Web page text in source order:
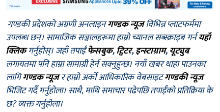
गण्डकी प्रदेशको अग्रणी अनलाइनगण्डक न्यूजविभिन्न प्लाटफर्ममा
उपलब्ध छन्। सामाजिक सञ्जालहरूमा हाम्रो च्यानल सब्स्क्राइब गर्नयहाँ
क्लिकगर्नुहोस्। जहाँ तपाईँफेसबुक,ट्विटर,इन्स्टाग्राम, यूट्युब
लगायतमा पनि हाम्रा सामाग्री हेर्न सक्नुहुन्छ। नयाँ खबर थाहा पाउनका
लागिगण्डक न्यूजर हाम्रो अर्को आधिकारिक वेबसाइटगण्डकी न्यूज
भिजिट गर्दै गर्नुहोला। साथै, माथि समाचार पढेपछि तपाईँको प्रतिक्रिया के
छ? व्यक्त गर्नुहोला।